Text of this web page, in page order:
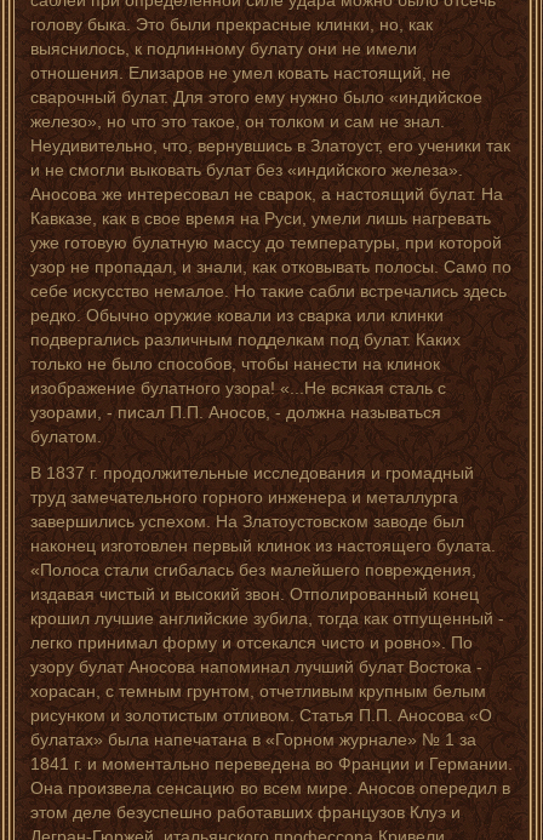
голову быка. Это были прекрасные клинки, но, как
выяснилось, к подлинному булату они не имели
отношения. Елизаров не умел ковать настоящий, не
сварочный булат. Для этого ему нужно было «индийское
железо», но что это такое, он толком и сам не знал.
Неудивительно, что, вернувшись в Златоуст, его ученики так
и не смогли выковать булат без «индийского железа».
Аносова же интересовал не сварок, а настоящий булат. На
Кавказе, как в свое время на Руси, умели лишь нагревать
уже готовую булатную массу до температуры, при которой
узор не пропадал, и знали, как отковывать полосы. Само по
себе искусство немалое. Но такие сабли встречались здесь
редко. Обычно оружие ковали из сварка или клинки
подвергались различным подделкам под булат. Каких
только не было способов, чтобы нанести на клинок
изображение булатного узора! «...Не всякая сталь с
узорами, - писал П.П. Аносов, - должна называться
булатом.
В 1837 г. продолжительные исследования и громадный
труд замечательного горного инженера и металлурга
завершились успехом. На Златоустовском заводе был
наконец изготовлен первый клинок из настоящего булата.
«Полоса стали сгибалась без малейшего повреждения,
издавая чистый и высокий звон. Отполированный конец
крошил лучшие английские зубила, тогда как отпущенный -
легко принимал форму и отсекался чисто и ровно». По
узору булат Аносова напоминал лучший булат Востока -
хорасан, с темным грунтом, отчетливым крупным белым
рисунком и золотистым отливом. Статья П.П. Аносова «О
булатах» была напечатана в «Горном журнале» № 1 за
1841 г. и моментально переведена во Франции и Германии.
Она произвела сенсацию во всем мире. Аносов опередил в
этом деле безуспешно работавших французов Клуэ и